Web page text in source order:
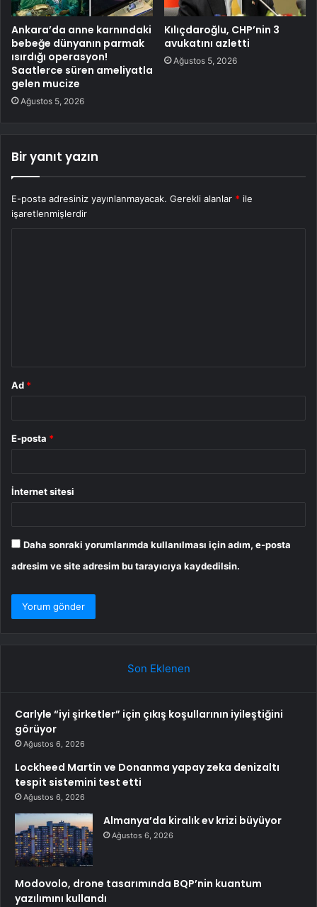
Ankara’da anne karnındaki
bebeğe dünyanın parmak
ısırdığı operasyon!
Saatlerce süren ameliyatla
gelen mucize
Ağustos 5, 2026
Kılıçdaroğlu, CHP’nin 3
avukatını azletti
Ağustos 5, 2026
Bir yanıt yazın
E-posta adresiniz yayınlanmayacak. Gerekli alanlar * ile
işaretlenmişlerdir
Ad *
E-posta *
İnternet sitesi
Daha sonraki yorumlarımda kullanılması için adım, e-posta
adresim ve site adresim bu tarayıcıya kaydedilsin.
Son Eklenen
Carlyle “iyi şirketler” için çıkış koşullarının iyileştiğini
görüyor
Ağustos 6, 2026
Lockheed Martin ve Donanma yapay zeka denizaltı
tespit sistemini test etti
Ağustos 6, 2026
Almanya’da kiralık ev krizi büyüyor
Ağustos 6, 2026
Modovolo, drone tasarımında BQP’nin kuantum
yazılımını kullandı